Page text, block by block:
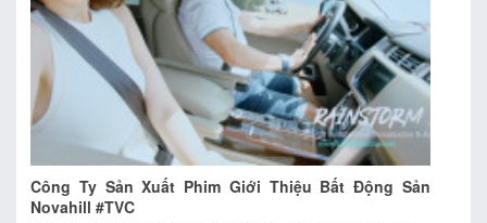
Công Ty Sản Xuất Phim Giới Thiệu Bất Động Sản
Novahill #TVC